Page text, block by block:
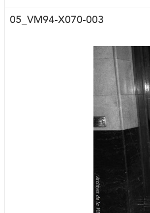
05_VM94-X070-003